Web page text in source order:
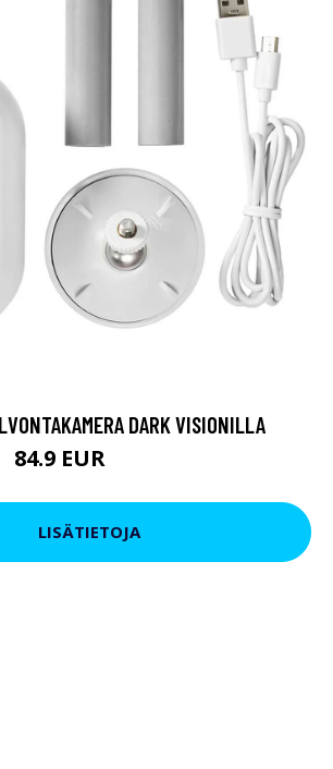
DARK VISIONILLA
84.9 EUR
LISÄTIETOJA